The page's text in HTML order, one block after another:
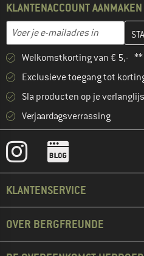
KLANTENACCOUNT AANMAKEN
E-mailadres
Vul je e-mailadres hier in en
Welkomstkorting van € 5,- **
Exclusieve toegang tot
Sla producten op je
Verjaardagsverrassing
KLANTENSERVICE
OVER BERGFREUNDE